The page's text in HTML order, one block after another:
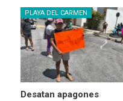
PLAYA DEL CARMEN
Desatan apagones